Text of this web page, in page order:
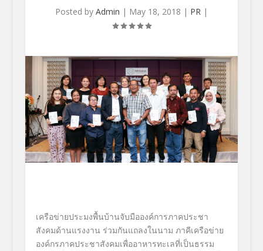
Posted by Admin | May 18, 2018 | PR|
เครือข่ายประมงพื้นบ้านจับมือองค์การภาคประชา
สังคมด้านแรงงาน ร่วมกันแถลงในนาม ภาคีเครือข่าย
องค์กรภาคประชาสังคมเพื่ออาหารทะเลที่เป็นธรรม